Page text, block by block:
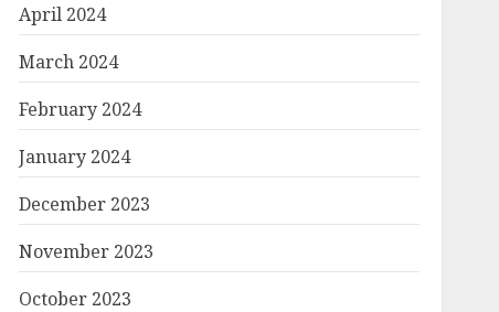
April 2024
March 2024
February 2024
January 2024
December 2023
November 2023
October 2023